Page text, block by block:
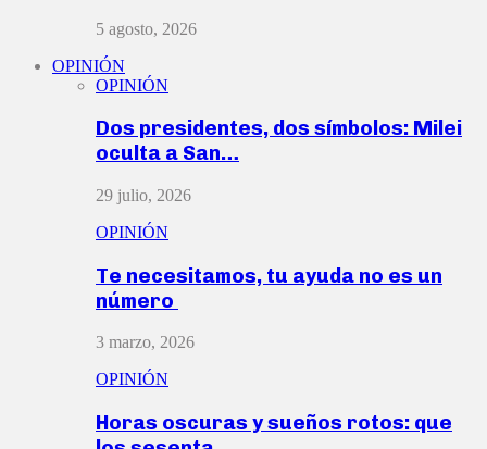
5 agosto, 2026
OPINIÓN
OPINIÓN
Dos presidentes, dos símbolos: Milei
oculta a San…
29 julio, 2026
OPINIÓN
Te necesitamos, tu ayuda no es un
número
3 marzo, 2026
OPINIÓN
Horas oscuras y sueños rotos: que